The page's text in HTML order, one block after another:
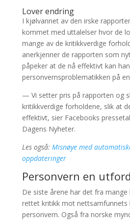
Lover endring
I kjølvannet av den irske
kommet med uttalelser hvor de
mange av de kritikkverdige
anerkjenner de rapporten som
påpeker at de nå effektivt kan
personvernsproblematikken på
— Vi setter pris på rapporten og
kritikkverdige forholdene, slik at
effektivt, sier Facebooks
Dagens Nyheter.
Les også: Misnøye med
oppdateringer
Personvern en
De siste årene har det fra mange
rettet kritikk mot nettsamfunnets
personvern. Også fra norske